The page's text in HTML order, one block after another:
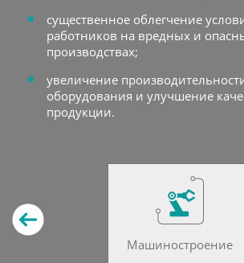
существенное облегчение
работников на вредных и
производствах;
увеличение
оборудования и улучшение
продукции.
Машиностроение